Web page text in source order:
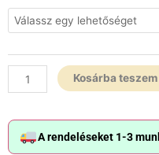
focilabdás
karkötő
mennyiség
Kosárba teszem
A rendeléseket 1-3